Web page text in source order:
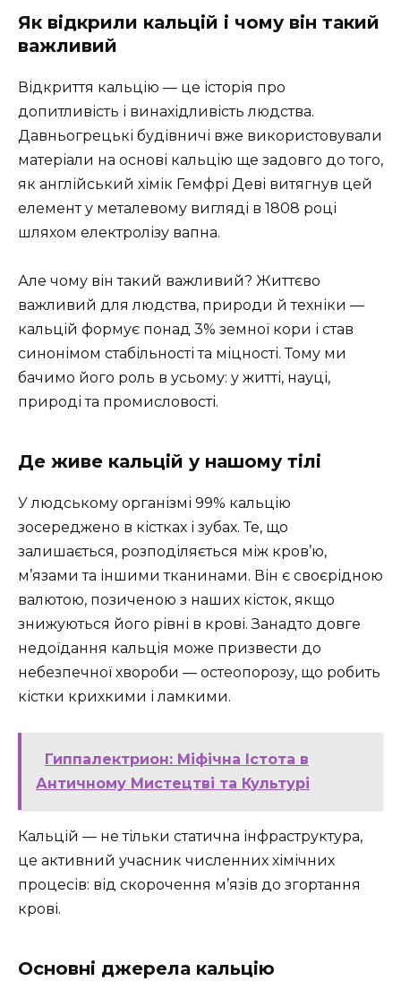
Як відкрили кальцій і чому він такий
важливий
Відкриття кальцію — це історія про
допитливість і винахідливість людства.
Давньогрецькі будівничі вже використовували
матеріали на основі кальцію ще задовго до того,
як англійський хімік Гемфрі Деві витягнув цей
елемент у металевому вигляді в 1808 році
шляхом електролізу вапна.
Але чому він такий важливий? Життєво
важливий для людства, природи й техніки —
кальцій формує понад 3% земної кори і став
синонімом стабільності та міцності. Тому ми
бачимо його роль в усьому: у житті, науці,
природі та промисловості.
Де живе кальцій у нашому тілі
У людському організмі 99% кальцію
зосереджено в кістках і зубах. Те, що
залишається, розподіляється між кров’ю,
м’язами та іншими тканинами. Він є своєрідною
валютою, позиченою з наших кісток, якщо
знижуються його рівні в крові. Занадто довге
недоїдання кальція може призвести до
небезпечної хвороби — остеопорозу, що робить
кістки крихкими і ламкими.
Гиппалектрион: Міфічна Істота в
Античному Мистецтві та Культурі
Кальцій — не тільки статична інфраструктура,
це активний учасник численних хімічних
процесів: від скорочення м’язів до згортання
крові.
Основні джерела кальцію